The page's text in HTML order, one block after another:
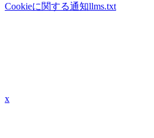
Cookieに関する通知llms.txt
x